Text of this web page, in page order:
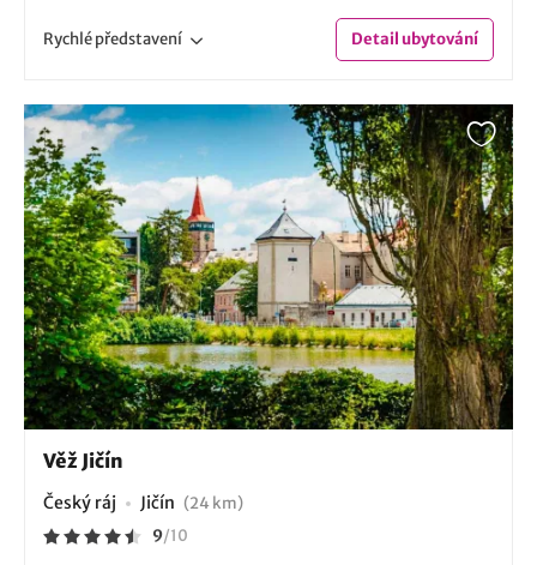
Rychlépředstavení Detailubytování
Věž Jičín
Český ráj Jičín (24 km)
9/10